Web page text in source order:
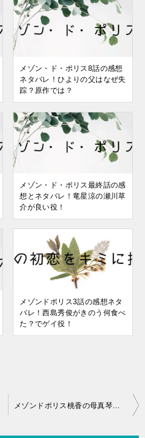
メゾン・ド・ポリス8話の感想
ネタバレ！ひよりの父はなぜ失
踪？原作では？
メゾン・ド・ポリス最終話の感
想とネタバレ！竜星涼の瀬川草
介が良い役！
メゾンドポリス3話の感想ネタ
バレ！西島秀俊がきのう何食べ
た？でゲイ役！
メゾンドポリス桃香の母真琴役は東風万智子（真中瞳）！まんぷくで再ブレイク中！